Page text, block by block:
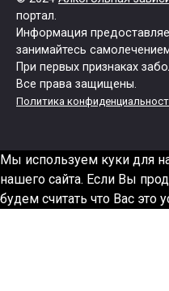
портал.
Информация
занимайтесь
При первых признаках
Все права защищены.
Политика
Мы используем куки для
нашего сайта. Если Вы
будем считать что Вас это